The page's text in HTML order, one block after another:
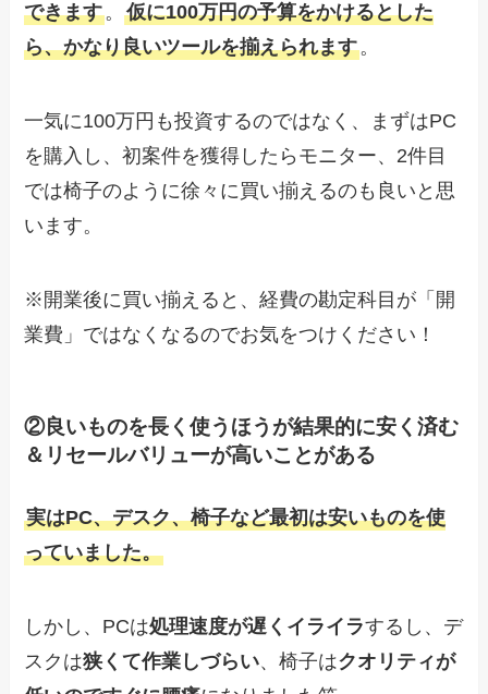
できます。仮に100万円の予算をかけるとした
ら、かなり良いツールを揃えられます。
一気に100万円も投資するのではなく、まずはPC
を購入し、初案件を獲得したらモニター、2件目
では椅子のように徐々に買い揃えるのも良いと思
います。
※開業後に買い揃えると、経費の勘定科目が「開
業費」ではなくなるのでお気をつけください！
②良いものを長く使うほうが結果的に安く済む
＆リセールバリューが高いことがある
実はPC、デスク、椅子など最初は安いものを使
っていました。
しかし、PCは処理速度が遅くイライラするし、デ
スクは狭くて作業しづらい、椅子はクオリティが